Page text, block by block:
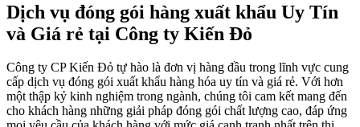
Dịch vụ đóng gói hàng xuất khẩu Uy Tín
và Giá rẻ tại Công ty Kiến Đỏ
Công ty CP Kiến Đỏ tự hào là đơn vị hàng đầu trong lĩnh vực cung
cấp dịch vụ đóng gói xuất khẩu hàng hóa uy tín và giá rẻ. Với hơn
một thập kỷ kinh nghiệm trong ngành, chúng tôi cam kết mang đến
cho khách hàng những giải pháp đóng gói chất lượng cao, đáp ứng